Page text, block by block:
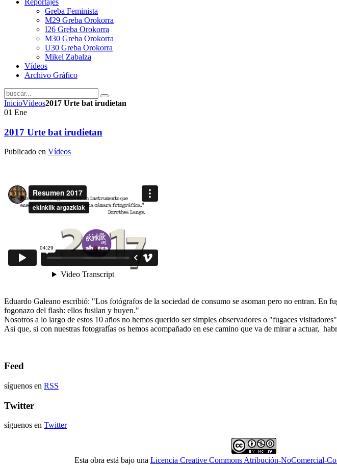
Reportajes
Greba Feminista
M29 Greba Orokorra
I26 Greba Orokorra
M30 Greba Orokorra
U30 Greba Orokorra
Mikel Zabalza
Vídeos
Archivo Gráfico
InicioVídeos2017 Urte bat irudietan
01 Ene
2017 Urte bat irudietan
Publicado en Vídeos
Eduardo Galeano escribió: "Los fotógrafos de la sociedad de consumo se asoman pero no entran. En
fogonazo del flash: ellos fusilan y huyen."
Nosotros a lo largo de estos 10 años no hemos querido ser simples observadores o "fugaces
Asi que, si con nuestras fotografías os hemos acompañado en ese camino que va de mirar a actuar,
Feed
síguenos en RSS
Twitter
síguenos en Twitter
Esta obra está bajo una Licencia Creative Commons Atribución-NoComercial-